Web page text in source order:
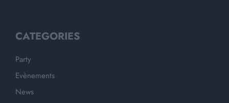
CATEGORIES
Party
Evènements
News